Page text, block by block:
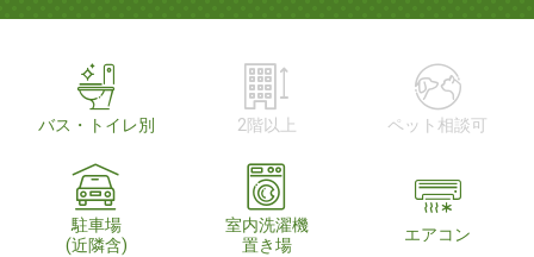
バス・トイレ別 2階以上 ペット相談可
駐車場
(近隣含)
室内洗濯機
置き場
エアコン